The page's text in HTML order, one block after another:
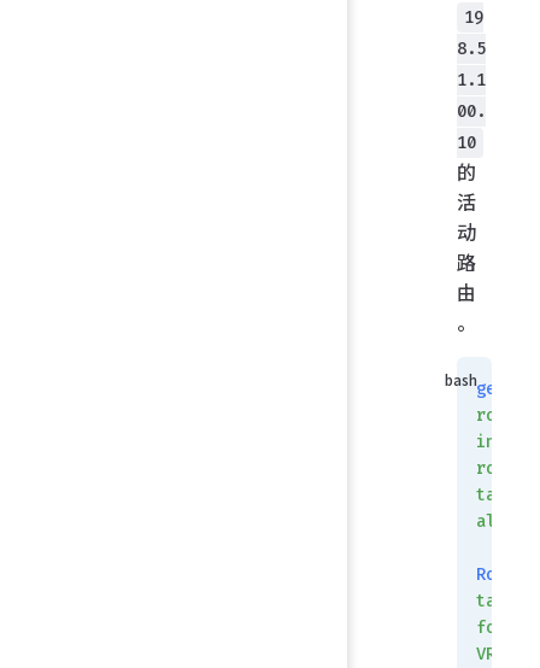
19
8.5
1.1
00.
10
的
活
动
路
由
。
get
router
info
table
all
table
for
VRF=